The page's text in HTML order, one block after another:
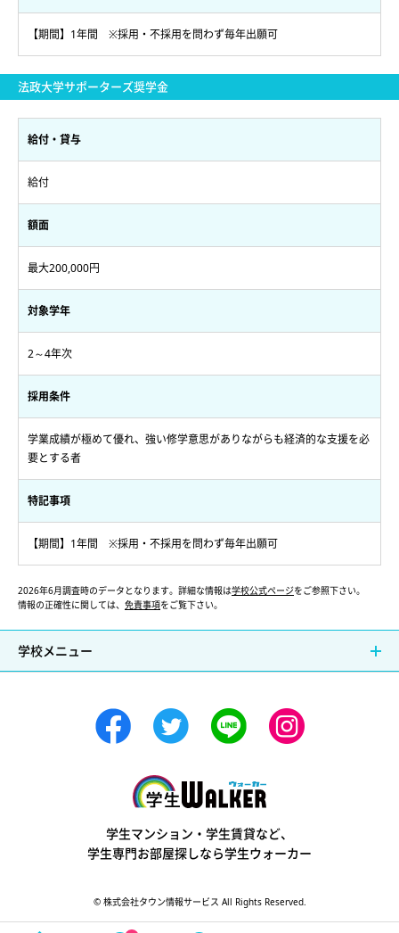
【期間】1年間 ※採用・不採用を問わず毎年出願可
法政大学サポーターズ奨学金
給付・貸与
給付
額面
最大200,000円
対象学年
2～4年次
採用条件
学業成績が極めて優れ、強い修学意思がありながらも経済的な支援を必
要とする者
特記事項
【期間】1年間 ※採用・不採用を問わず毎年出願可
2026年6月調査時のデータとなります。詳細な情報は学校公式ページをご参照下さい。
情報の正確性に関しては、 免責事項をご覧下さい。
学校メニュー
学生マンション・学生賃貸など、
学生専門お部屋探しなら学生ウォーカー
© 株式会社タウン情報サービス All Rights Reserved.